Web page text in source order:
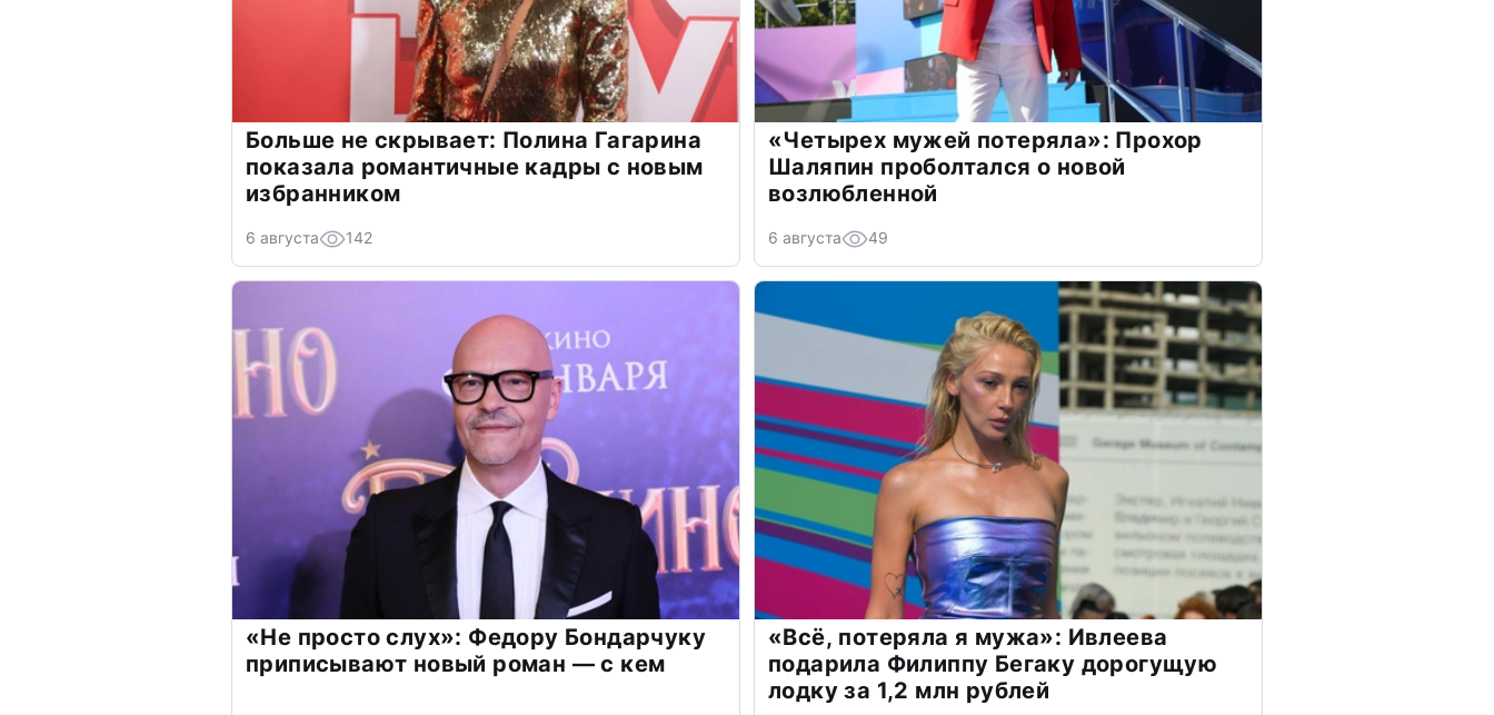
Больше не скрывает: Полина Гагарина
показала романтичные кадры с новым
избранником
6 августа 142
«Четырех мужей потеряла»: Прохор
Шаляпин проболтался о новой
возлюбленной
6 августа 49
«Не просто слух»: Федору Бондарчуку
приписывают новый роман — с кем
«Всё, потеряла я мужа»: Ивлеева
подарила Филиппу Бегаку дорогущую
лодку за 1,2 млн рублей